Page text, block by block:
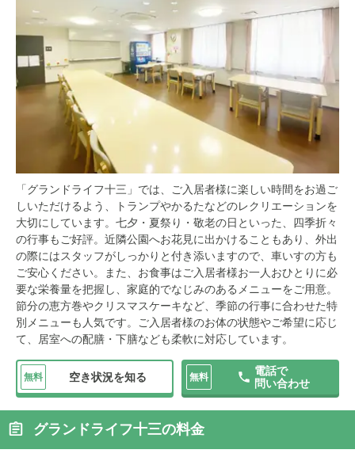
「グランドライフ十三」では、ご入居者様に楽しい時間をお過ご
しいただけるよう、トランプやかるたなどのレクリエーションを
大切にしています。七夕・夏祭り・敬老の日といった、四季折々
の行事もご好評。近隣公園へお花見に出かけることもあり、外出
の際にはスタッフがしっかりと付き添いますので、車いすの方も
ご安心ください。また、お食事はご入居者様お一人おひとりに必
要な栄養量を把握し、家庭的でなじみのあるメニューをご用意。
節分の恵方巻やクリスマスケーキなど、季節の行事に合わせた特
別メニューも人気です。ご入居者様のお体の状態やご希望に応じ
て、居室への配膳・下膳なども柔軟に対応しています。
無料 空き状況を知る 無料
電話で
問い合わせ
グランドライフ十三の料金